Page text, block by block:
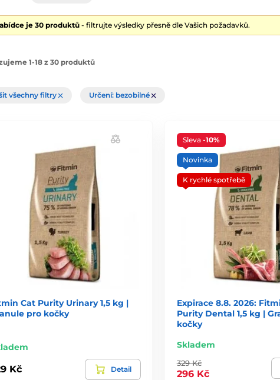
je 30 produktů - filtrujte výsledky přesně dle Vašich požadavků.
1-18 z 30 produktů
všechny filtry Určení: bezobilné
Cat Purity Urinary 1,5 kg |
pro kočky
Kč Detail
Sleva -10%
Novinka
K rychlé spotřebě
Expirace 8.8. 2026:
Purity Dental 1,5 kg |
kočky
Skladem
329 Kč
296 Kč